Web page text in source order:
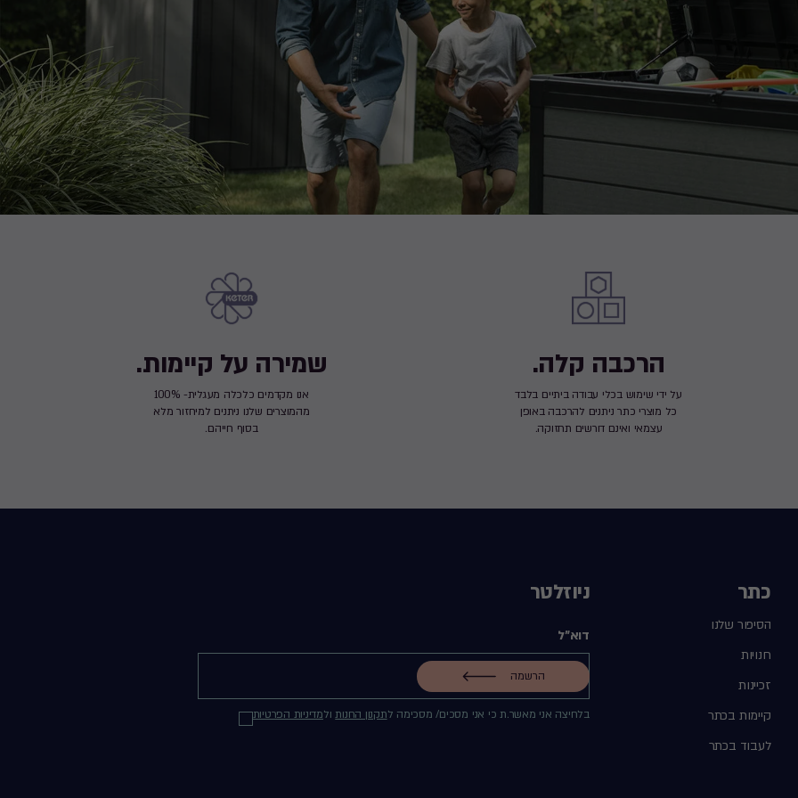
הרכבה קלה.
על ידי שימוש בכלי עבודה ביתיים בלבד
כל מוצרי כתר ניתנים להרכבה באופן
עצמאי ואינם דורשים תחזוקה.
שמירה על קיימות.
אנו מקדמים כלכלה מעגלית- 100%
מהמוצרים שלנו ניתנים למיחזור מלא
בסוף חייהם.
כתר
הסיפור שלנו
חנויות
זכיינות
קיימות בכתר
לעבוד בכתר
ניוזלטר
דוא"ל
בלחיצה אני מאשר.ת כי אני מסכים/ מסכימה לתקנון החנותולמדיניות הפרטיות
הרשמה